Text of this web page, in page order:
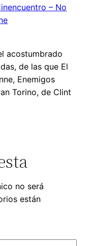
– No
acostumbrado
de las que El
Enemigos
Torino, de Clint
no será
están